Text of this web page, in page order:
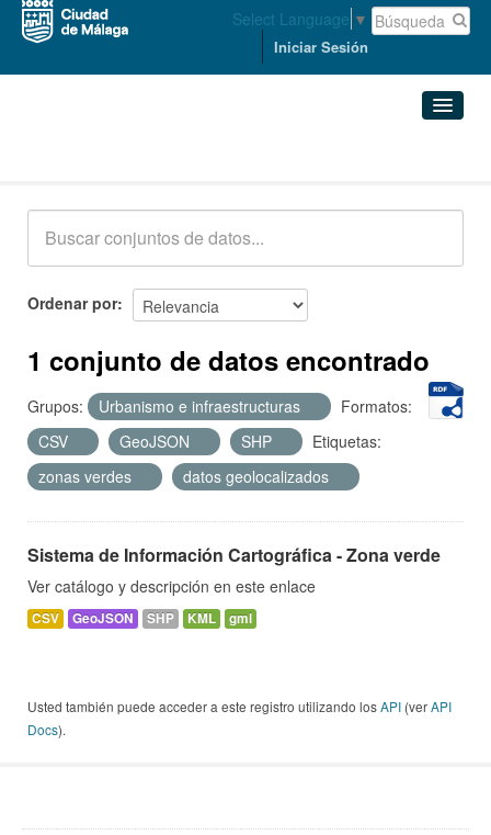
Select Language ▼
Iniciar Sesión
Acerca de
Ordenar por
1 conjunto de datos encontrado
Grupos: Urbanismo e infraestructuras
Formatos:
CSV
GeoJSON SHP
Etiquetas:
zonas verdes
datos geolocalizados
Sistema de Información Cartográfica - Zona verde
Ver catálogo y descripción en este enlace
CSV GeoJSON SHP KML gml
Usted también puede acceder a este registro utilizando losAPI (verAPI
Docs).